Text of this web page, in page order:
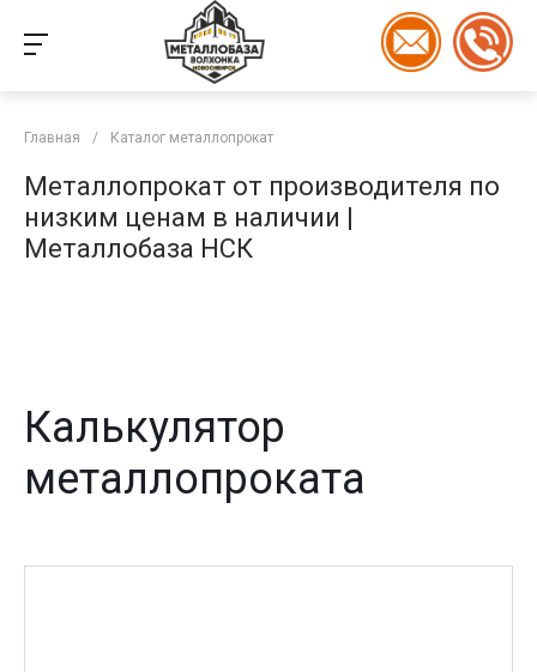
Главная / Каталог металлопрокат
Металлопрокат от производителя по
низким ценам в наличии |
Металлобаза НСК
Калькулятор
металлопроката